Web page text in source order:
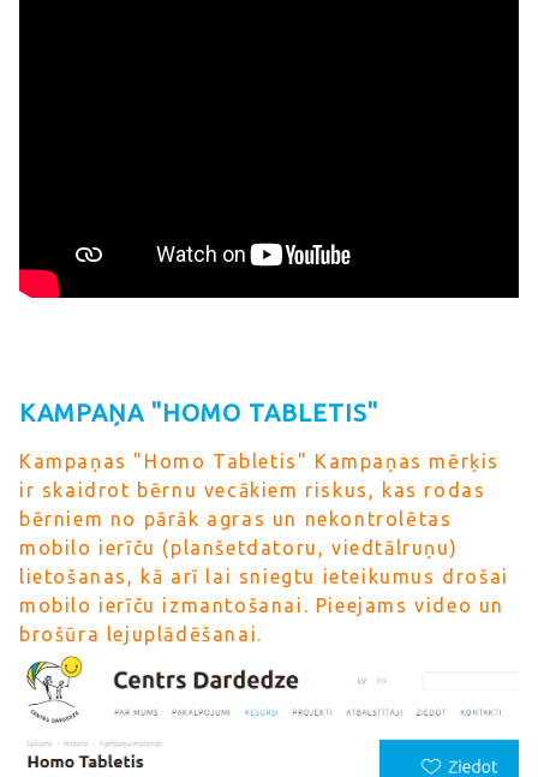
KAMPAŅA "HOMO TABLETIS"
Kampaņas "Homo Tabletis" Kampaņas mērķis
ir skaidrot bērnu vecākiem riskus, kas rodas
bērniem no pārāk agras un nekontrolētas
mobilo ierīču (planšetdatoru, viedtālruņu)
lietošanas, kā arī lai sniegtu ieteikumus drošai
mobilo ierīču izmantošanai. Pieejams video un
brošūra lejuplādēšanai.